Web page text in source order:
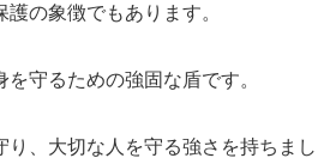
護の象徴でもあります。
を守るための強固な盾です。
り、大切な人を守る強さを持ちまし